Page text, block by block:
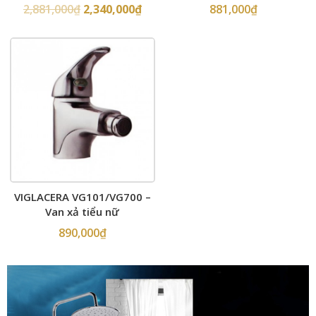
dùng pin
2,881,000₫ 2,340,000₫ 881,000₫
VIGLACERA VG101/VG700 –
Van xả tiểu nữ
890,000₫